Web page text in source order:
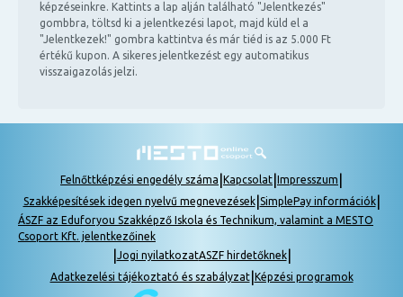
képzéseinkre. Kattints a lap alján található "Jelentkezés"
gombbra, töltsd ki a jelentkezési lapot, majd küld el a
"Jelentkezek!" gombra kattintva és már tiéd is az 5.000 Ft
értékű kupon. A sikeres jelentkezést egy automatikus
visszaigazolás jelzi.
Felnőttképzési engedély száma Kapcsolat Impresszum
Szakképesítések idegen nyelvű megnevezések| SimplePay információk|
ÁSZF az Eduforyou Szakképző Iskola és Technikum, valamint a MESTO
Csoport Kft. jelentkezőinek
Jogi nyilatkozatASZF hirdetőknek|
Adatkezelési tájékoztató és szabályzat| Képzési programok